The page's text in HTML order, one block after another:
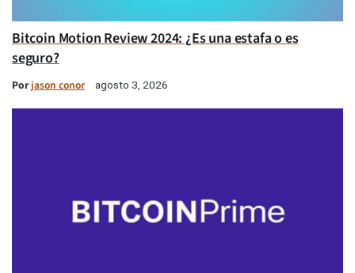
Bitcoin Motion Review 2024: ¿Es una estafa o es
seguro?
Porjason conor agosto 3, 2026